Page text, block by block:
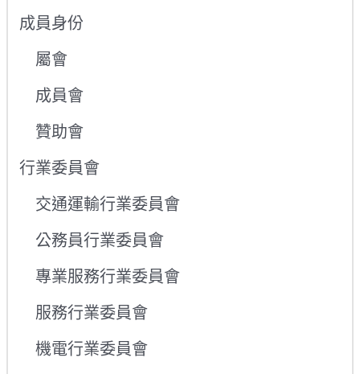
成員身份
屬會
成員會
贊助會
行業委員會
交通運輸行業委員會
公務員行業委員會
專業服務行業委員會
服務行業委員會
機電行業委員會